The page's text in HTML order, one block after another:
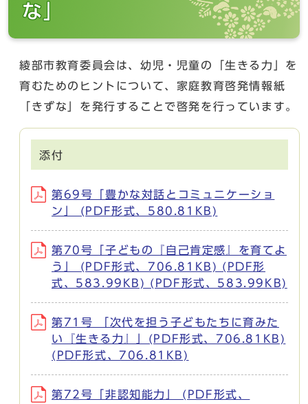
な」
綾部市教育委員会は、幼児・児童の「生きる力」を
育むためのヒントについて、家庭教育啓発情報紙
「きずな」を発行することで啓発を行っています。
添付
第69号「豊かな対話とコミュニケーショ
ン」 (PDF形式、580.81KB)
第70号「子どもの『自己肯定感』を育てよ
う」 (PDF形式、706.81KB) (PDF形
式、583.99KB) (PDF形式、583.99KB)
第71号 「次代を担う子どもたちに育みた
い『生きる力』」(PDF形式、706.81KB)
(PDF形式、706.81KB)
第72号「非認知能力」 (PDF形式、